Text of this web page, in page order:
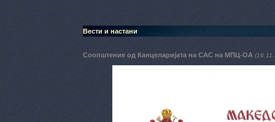
Вести и настани
Соопштение од Канцеларијата на САС на МПЦ-ОА